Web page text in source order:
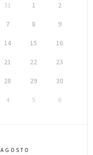
31 1 2
7 8 9
14 15 16
21 22 23
28 29 30
4 5 6
AGOSTO